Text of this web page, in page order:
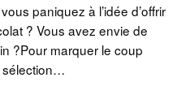
paniquez à l’idée d’offrir
? Vous avez envie de
?Pour marquer le coup
sélection…